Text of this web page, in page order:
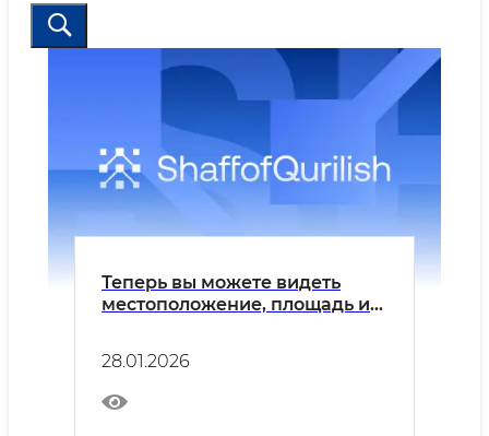
Теперь вы можете видеть
местоположение, площадь и
28.01.2026